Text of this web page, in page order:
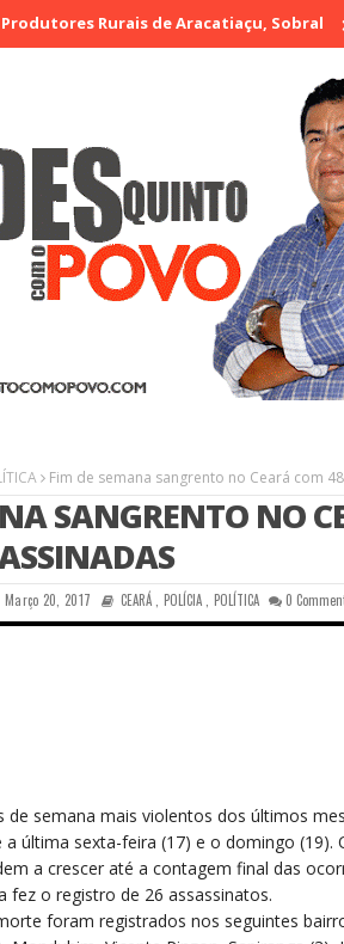
Rurais de Aracatiaçu, Sobral
Fim de semana sangrento no Ceará com
SANGRENTO NO
Março 20, 2017 CEARÁ ,POLÍCIA POLÍTICA 0
de semana mais violentos dos últimos
última sexta-feira (17) e o domingo (19).
a crescer até a contagem final das
fez o registro de 26 assassinatos.
foram registrados nos seguintes